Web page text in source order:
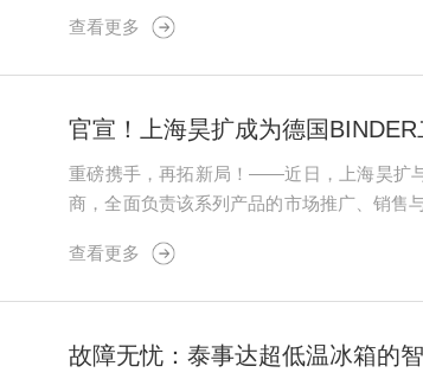
II级、III级），确保对不同风...
查看更多
官宣！上海昊扩成为德国
重磅携手，再拓新局！——近日，上海昊扩
商，全面负责该系列产品的市场推广、销售
来，BIN...
查看更多
故障无忧：泰事达超低温冰箱的